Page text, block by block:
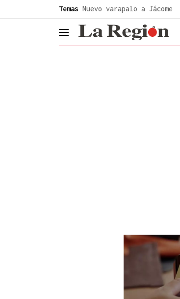
Temas Nuevo varapalo a Jácome
header.menu.open